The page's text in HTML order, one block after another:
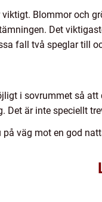
Blommor och
Det
fall två speglar till
i sovrummet så
Det är inte speciellt
på väg mot en god